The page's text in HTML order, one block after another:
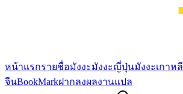
หน้าแรกรายชื่อมังงะมังงะญี่ปุ่นมังงะเกาหลี
จีนBookMarkฝากลงผลงานแปล